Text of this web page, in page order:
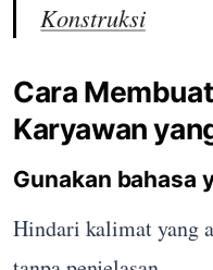
Konstruksi
Cara
Karyawan
Gunakan bahasa
Hindari kalimat yang